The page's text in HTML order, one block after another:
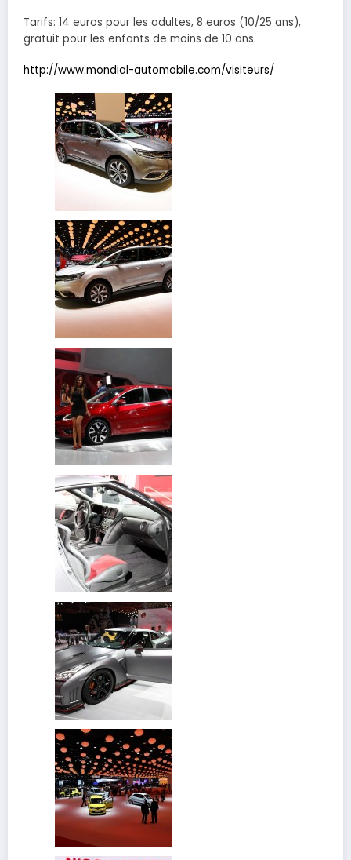
Tarifs: 14 euros pour les adultes, 8 euros (10/25 ans),
gratuit pour les enfants de moins de 10 ans.
http://www.mondial-automobile.com/visiteurs/